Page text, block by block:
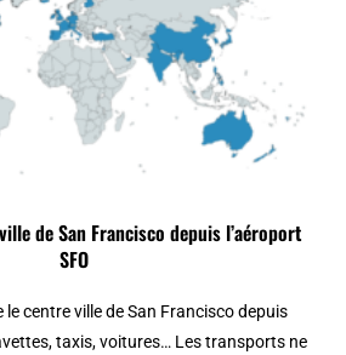
de San Francisco depuis l’aéroport
SFO
centre ville de San Francisco depuis
taxis, voitures… Les transports ne